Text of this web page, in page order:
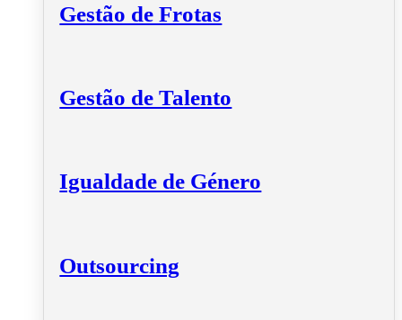
Gestão de Frotas
Gestão de Talento
Igualdade de Género
Outsourcing